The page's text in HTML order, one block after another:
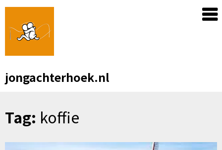
Skip
content
jongachterhoek.nl
Tag: koffie